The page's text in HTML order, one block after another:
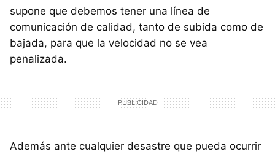
supone que debemos tener una línea de
comunicación de calidad, tanto de subida como de
bajada, para que la velocidad no se vea
penalizada.
Además ante cualquier desastre que pueda ocurrir